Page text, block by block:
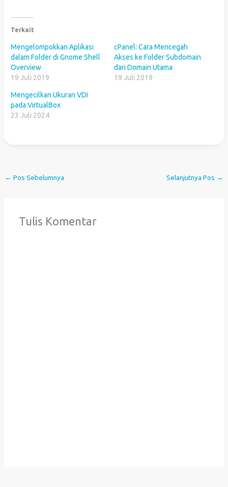
Terkait
Mengelompokkan Aplikasi
dalam Folder di Gnome Shell
Overview
19 Juli 2019
cPanel: Cara Mencegah
Akses ke Folder Subdomain
dari Domain Utama
19 Juli 2019
Mengecilkan Ukuran VDI
pada VirtualBox
23 Juli 2024
← Pos Sebelumnya Selanjutnya Pos →
Tulis Komentar